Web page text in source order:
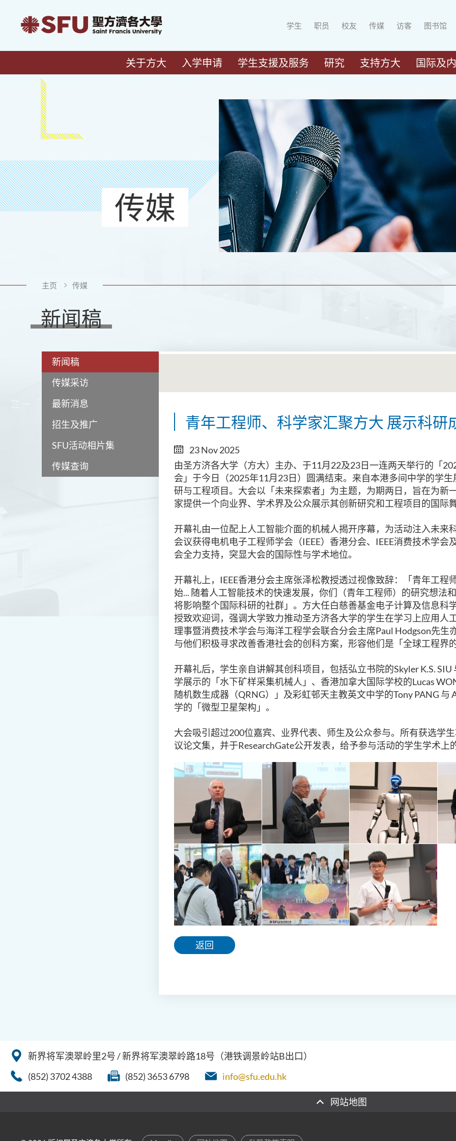
学生 职员 校友 传媒 访客 图书馆
关于方大 入学申请 学生支援及服务 研究 支持方大 国际及
传媒
主页 传媒
新闻稿
新闻稿
传媒采访
最新消息
招生及推广
SFU活动相片集
传媒查询
青年工程师、科学家汇聚方大 展示科研
23 Nov 2025
由圣方济各大学（方大）主办、于11月22及23日一连两天举行的「
会」于今日（2025年11月23日）圆满结束。来自本港多间中学的学
研与工程项目。大会以「未来探索者」为主题，为期两日，旨在为新
家提供一个向业界、学术界及公众展示其创新研究和工程项目的国际
开幕礼由一位配上人工智能介面的机械人揭开序幕，为活动注入未来
会议获得电机电子工程师学会（IEEE）香港分会、IEEE消费技术学会
会全力支持，突显大会的国际性与学术地位。
开幕礼上，IEEE香港分会主席张泽松教授透过视像致辞：「青年工程
始... 随着人工智能技术的快速发展，你们（青年工程师）的研究想法
将影响整个国际科研的社群」。方大任白慈善基金电子计算及信息科
授致欢迎词，强调大学致力推动圣方济各大学的学生在学习上应用人
理事暨消费技术学会与海洋工程学会联合分会主席Paul Hodgson先生
与他们积极寻求改善香港社会的创科方案，形容他们是「全球工程界
开幕礼后，学生亲自讲解其创科项目，包括弘立书院的Skyler K.S. SIU
学展示的「水下矿样采集机械人」、香港加拿大国际学校的Lucas
随机数生成器（QRNG）」及彩虹邨天主教英文中学的Tony PANG 与
学的「微型卫星架构」。
大会吸引超过200位嘉宾、业界代表、师生及公众参与。所有获选学
议论文集，并于ResearchGate公开发表，给予参与活动的学生学术上
返回
新界将军澳翠岭里2号 / 新界将军澳翠岭路18号（港铁调景岭站B出口）
(852) 3702 4388
(852) 3653 6798 info@sfu.edu.hk
网站地图